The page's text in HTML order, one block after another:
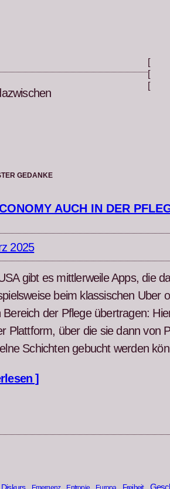
[
[
[
GEDANKE
AUCH IN DER
2025
gibt es mit­tler­weile Apps, die
beim klas­sis­chen Uber
Bere­ich der Pflege über­tra­gen:
Plat­tform, über die sie dann von
Schicht­en gebucht wer­den
]